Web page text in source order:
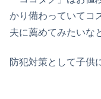
かり備わっていてコ
夫に薦めてみたいな
防犯対策として子供